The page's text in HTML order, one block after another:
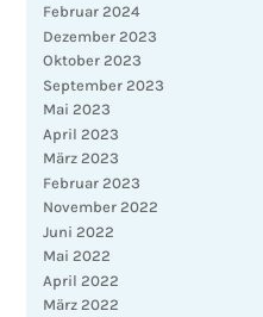
Februar 2024
Dezember 2023
Oktober 2023
September 2023
Mai 2023
April 2023
März 2023
Februar 2023
November 2022
Juni 2022
Mai 2022
April 2022
März 2022